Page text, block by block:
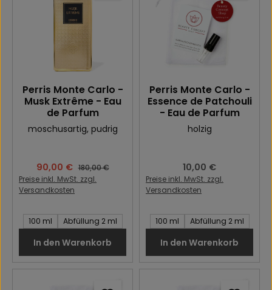
Perris Monte Carlo -
Musk Extrême - Eau
de Parfum
moschusartig, pudrig
Verkaufspreis:
90,00 € Regulärer Preis:
180,00 €
Preise inkl. MwSt. zzgl.
Versandkosten
Inhalt des Artikel:
100 ml Abfüllung 2 ml
In den Warenkorb
Perris Monte Carlo -
Essence de Patchouli
- Eau de Parfum
holzig
Regulärer Preis:
10,00 €
Preise inkl. MwSt. zzgl.
Versandkosten
Inhalt des Artikel:
100 ml Abfüllung 2 ml
In den Warenkorb